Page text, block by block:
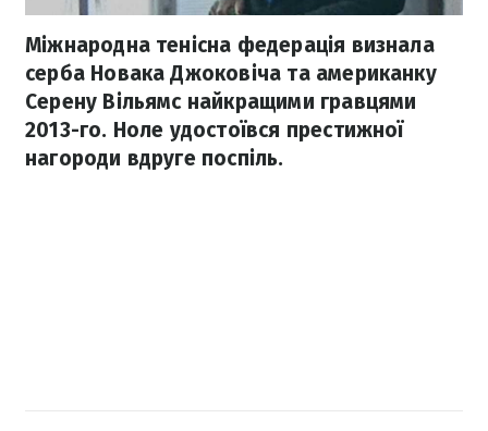
Міжнародна тенісна федерація визнала
серба Новака Джоковіча та американку
Серену Вільямс найкращими гравцями
2013-го. Ноле удостоївся престижної
нагороди вдруге поспіль.